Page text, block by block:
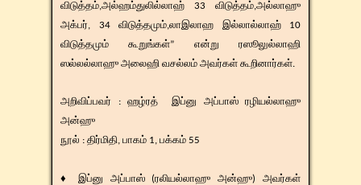
விடுத்தம்,அல்ஹம்துலில்லாஹ் 33 விடுத்தம்,அல்லாஹு
அக்பர், 34 விடுத்தமும்,லாஇலாஹ இல்லால்லாஹ் 10
விடுத்தமும் கூறுங்கள்” என்று ரஸூலுல்லாஹி
ஸல்லல்லாஹு அலைஹி வசல்லம் அவர்கள் கூறினார்கள்.
​​அறிவிப்பவர் : ஹழ்ரத் இப்னு அப்பாஸ் ரழியல்லாஹு
அன்ஹு
​நூல் : திர்மிதி, பாகம் 1, பக்கம் 55
♦ இப்னு அப்பாஸ் (ரலியல்லாஹு அன்ஹு) அவர்கள்